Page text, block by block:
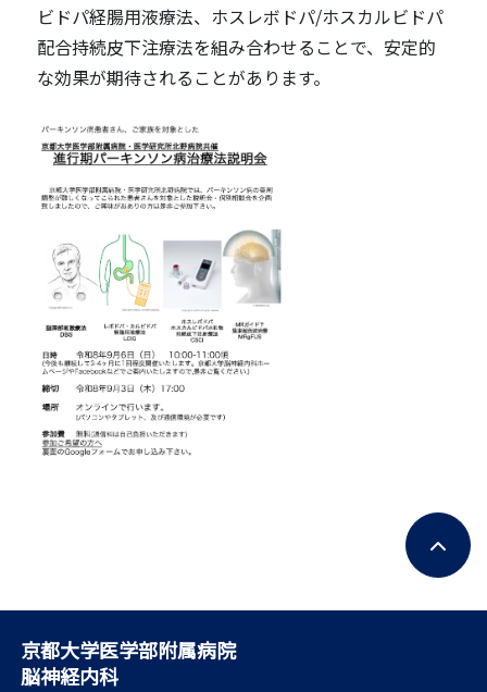
ビドパ経腸用液療法、ホスレボドパ/ホスカルビドパ
配合持続皮下注療法を組み合わせることで、安定的
な効果が期待されることがあります。
京都大学医学部附属病院
脳神経内科